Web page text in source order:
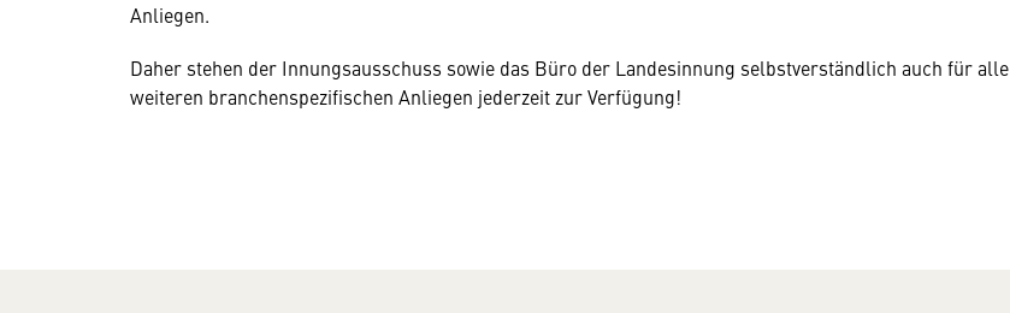
Anliegen.
Daher stehen der Innungsausschuss sowie das Büro der Landesinnung selbstverständlich auch für alle
weiteren branchenspezifischen Anliegen jederzeit zur Verfügung!